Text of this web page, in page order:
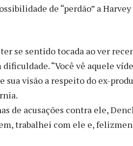
de “perdão” a
se sentido tocada ao ver
“Você vê aquele
sua visão a respeito do ex-
de acusações contra ele,
trabalhei com ele e,